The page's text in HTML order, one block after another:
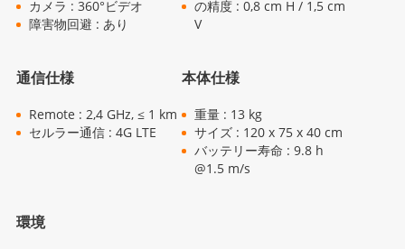
カメラ : 360°ビデオ
障害物回避 : あり
の精度 : 0,8 cm H / 1,5 cm
V
通信仕様
Remote : 2,4 GHz, ≤ 1 km
セルラー通信 : 4G LTE
本体仕様
重量 : 13 kg
サイズ : 120 x 75 x 40 cm
バッテリー寿命 : 9.8 h
@1.5 m/s
環境